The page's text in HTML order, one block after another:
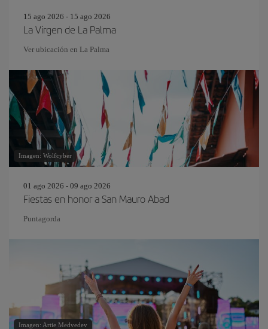
15 ago 2026 - 15 ago 2026
La Virgen de La Palma
Ver ubicación en La Palma
Imagen: Wolfcyber
01 ago 2026 - 09 ago 2026
Fiestas en honor a San Mauro Abad
Puntagorda
Imagen: Artie Medvedev